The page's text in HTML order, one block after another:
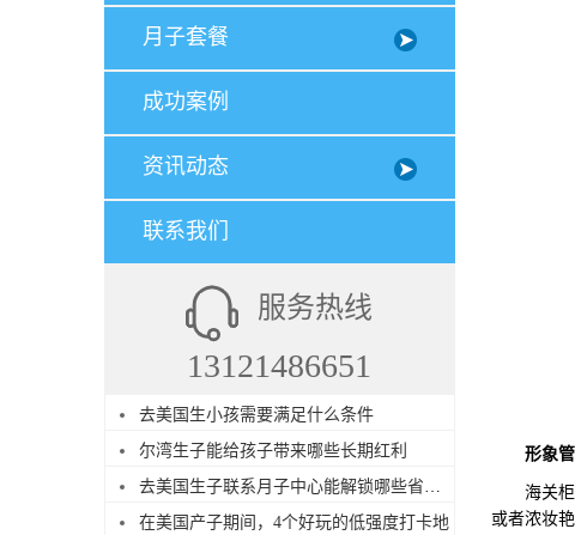
月子套餐
成功案例
资讯动态
联系我们
服务热线
13121486651
去美国生小孩需要满足什么条件
尔湾生子能给孩子带来哪些长期红利
去美国生子联系月子中心能解锁哪些省心服务
在美国产子期间，4个好玩的低强度打卡地
形象
海关柜台
或者浓妆